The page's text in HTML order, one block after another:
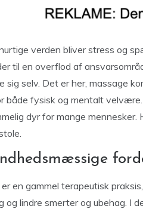
verden bliver stress og
til en overflod af
sig selv. Det er her, massage
både fysisk og mentalt
dyr for mange mennesker.
en gammel terapeutisk
og lindre smerter og ubehag. I